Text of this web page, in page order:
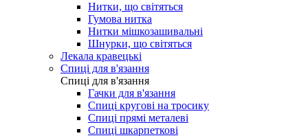
Нитки, що світяться
Гумова нитка
Нитки мішкозашивальні
Шнурки, що світяться
Лекала кравецькі
Cпиці для в'язання
Cпиці для в'язання
Гачки для в'язання
Спиці кругові на тросику
Спиці прямі металеві
Спиці шкарпеткові